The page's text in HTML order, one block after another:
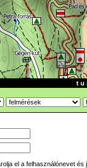
t u
el a felhasználónevet és